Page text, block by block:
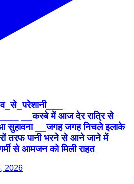
__कस्बे में आज देर रात्रि से
सुहावना __जगह जगह निचले इलाके
तरफ पानी भरने से आने जाने में
से आमजन को मिली राहत
2026